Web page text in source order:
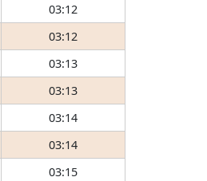
03:12
03:12
03:13
03:13
03:14
03:14
03:15